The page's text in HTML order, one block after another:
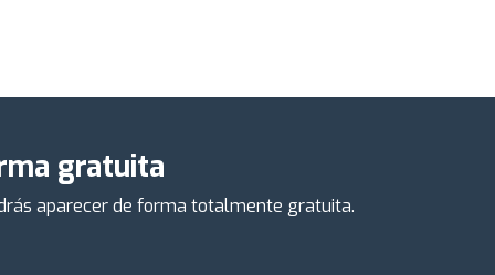
gratuita
aparecer de forma totalmente gratuita.